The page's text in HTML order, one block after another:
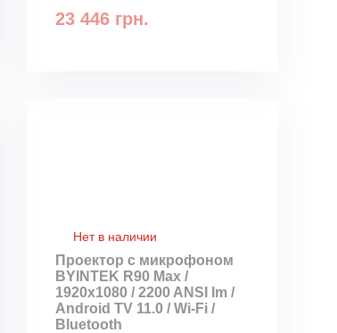
23 446 грн.
Нет в наличии
Проектор с микрофоном
BYINTEK R90 Max /
1920x1080 / 2200 ANSI lm /
Android TV 11.0 / Wi-Fi /
Bluetooth